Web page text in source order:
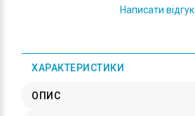
Написати відгук
ХАРАКТЕРИСТИКИ
ОПИС